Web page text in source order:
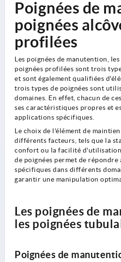
Poignées de
poignées
profilées
Les poignées de manutention,
poignées profilées sont trois
et sont également qualifiées
trois types de poignées sont
domaines. En effet, chacun de
ses caractéristiques propres et
applications spécifiques.
Le choix de l'élément de
différents facteurs, tels que la
confort ou la facilité
de poignées permet de répondre
spécifiques dans différents
garantir une manipulation
Les poignées de
les poignées
Poignées de